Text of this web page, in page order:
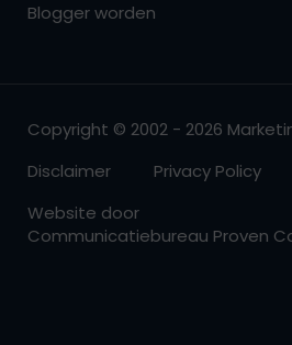
Blogger worden
Copyright © 2002 - 2026
Disclaimer
Privacy Policy
Website door
Communicatiebureau Proven